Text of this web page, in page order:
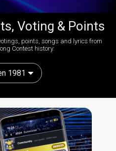
Voting & Points
points, songs and lyrics from
Contest history:
1981